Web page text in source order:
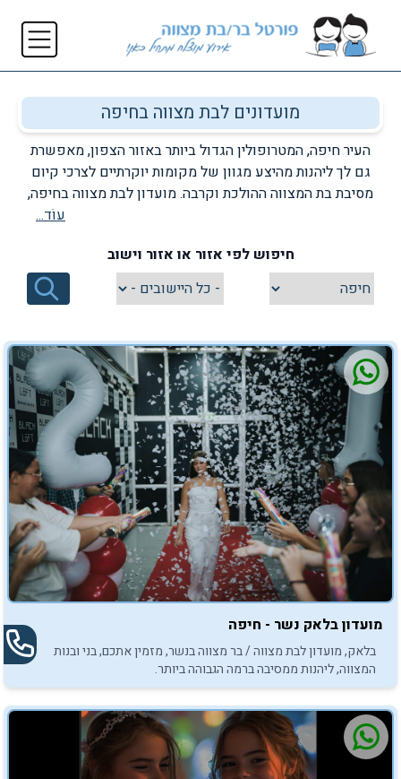
מועדונים לבת מצווה בחיפה
העיר חיפה, המטרופולין הגדול ביותר באזור הצפון, מאפשרת
גם לך ליהנות מהיצע מגוון של מקומות יוקרתיים לצרכי קיום
מסיבת בת המצווה ההולכת וקרבה. מועדון לבת מצווה בחיפה,
מעמיד לרשותך מתחם אירועים יוקרתי, נוצץ ומושקע, הכולל
ההופכים כל אירוע בת מצווה למסיבה הכי טובה בעיר. בכל אחד
מהמועדונים המובילים בחיפה, תוכלי למצוא צוות הפקה
שיסייע לך להרכיב ולתכנן את מסיבת בת המצווה עליה תמיד
שלך לאירוע הכי נוצץ, הכי מגניב והכי מדובר באזור הצפון, וכל
זאת במסגרת קיום אירוע בת המצווה באחד המועדונים
המובילים באזור הצפון בכלל, ובעיר חיפה בפרט.
עוֹד...
חיפוש לפי אזור או אזור וישוב
מועדון בלאק נשר - חיפה
בלאק, מועדון לבת מצווה / בר מצווה בנשר, מזמין אתכם, בני ובנות
המצווה, ליהנות ממסיבה ברמה הגבוהה ביותר.